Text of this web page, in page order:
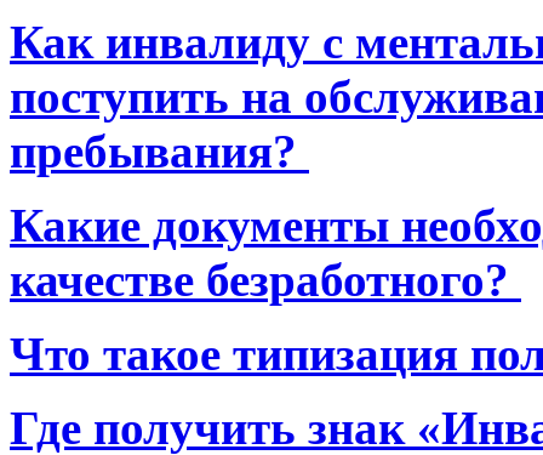
Как инвалиду с
поступить на
пребывания?
Какие документы
качестве безработного?
Что такое типизация
Где получить знак